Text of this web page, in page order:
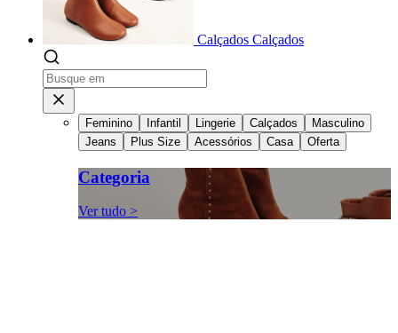
Calçados Calçados
Feminino Infantil Lingerie Calçados
Masculino
Jeans
Plus Size Acessórios Casa Oferta
Categoria
Ver tudo >